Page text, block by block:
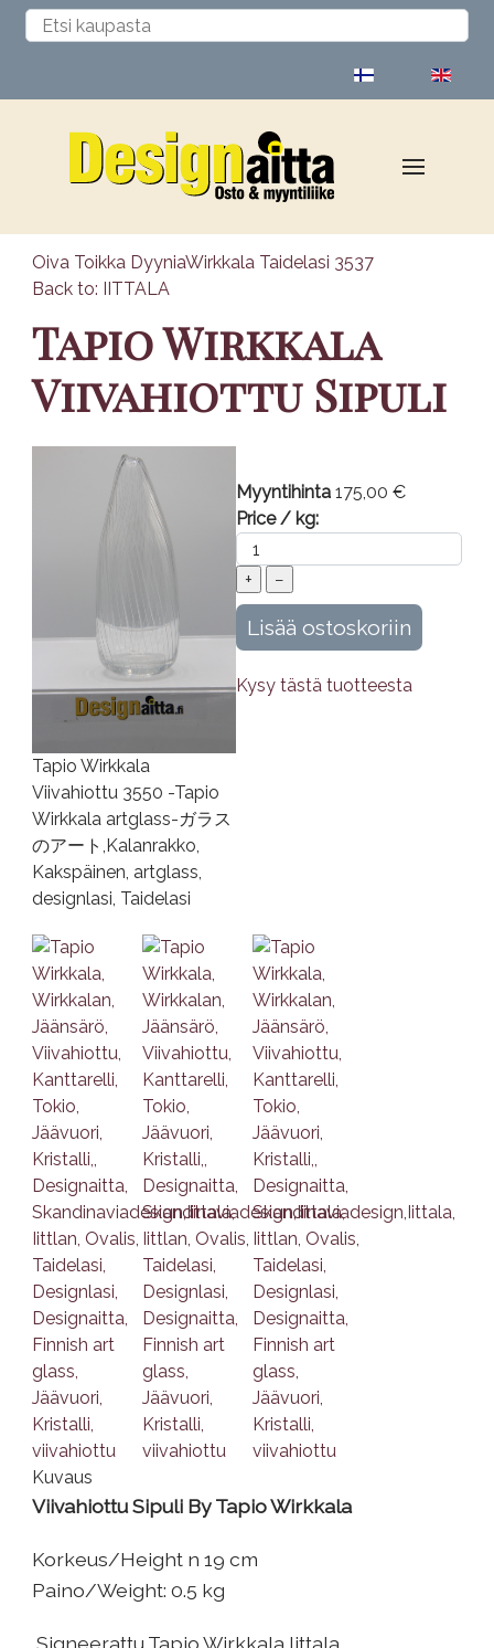
Oiva Toikka DyyniaWirkkala Taidelasi 3537
Back to: IITTALA
Tapio Wirkkala
Viivahiottu Sipuli
Tapio Wirkkala
Viivahiottu 3550 -Tapio
Wirkkala artglass-ガラス
のアート,Kalanrakko,
Kakspäinen, artglass,
designlasi, Taidelasi
Myyntihinta175,00 €
Price / kg:
Kysy tästä tuotteesta
Kuvaus
Viivahiottu Sipuli By Tapio Wirkkala
Korkeus/Height n 19 cm
Paino/Weight: 0.5 kg
Signeerattu Tapio Wirkkala Iittala